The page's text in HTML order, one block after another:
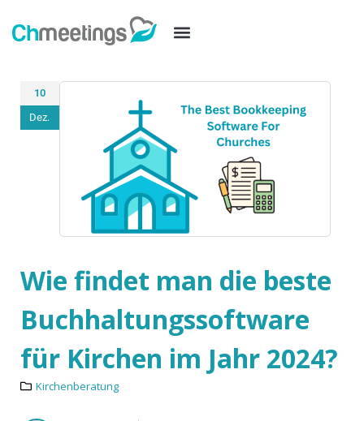
10
Dez.
Wie findet man die beste
Buchhaltungssoftware
für Kirchen im Jahr 2024?
Kirchenberatung